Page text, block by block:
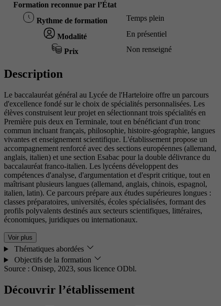
Formation reconnue par l’État
Rythme de formation Temps plein
Modalité En présentiel
Prix Non renseigné
Description
Le baccalauréat général au Lycée de l'Harteloire offre un parcours
d'excellence fondé sur le choix de spécialités personnalisées. Les
élèves construisent leur projet en sélectionnant trois spécialités en
Première puis deux en Terminale, tout en bénéficiant d'un tronc
commun incluant français, philosophie, histoire-géographie, langues
vivantes et enseignement scientifique. L'établissement propose un
accompagnement renforcé avec des sections européennes (allemand,
anglais, italien) et une section Esabac pour la double délivrance du
baccalauréat franco-italien. Les lycéens développent des
compétences d'analyse, d'argumentation et d'esprit critique, tout en
maîtrisant plusieurs langues (allemand, anglais, chinois, espagnol,
italien, latin). Ce parcours prépare aux études supérieures longues :
classes préparatoires, universités, écoles spécialisées, formant des
profils polyvalents destinés aux secteurs scientifiques, littéraires,
économiques, juridiques ou internationaux.
Voir plus
Thématiques abordées
Objectifs de la formation
Source : Onisep, 2023, sous licence ODbl.
Découvrir l’établissement